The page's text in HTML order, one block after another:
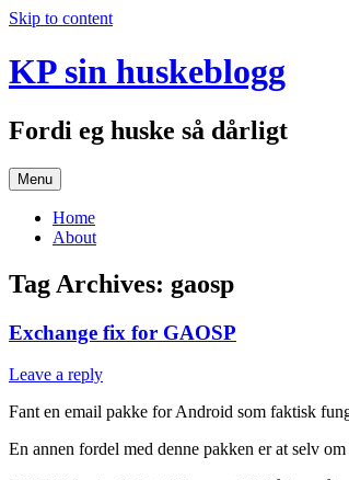
Skip to content
KP sin huskeblogg
Fordi eg huske så dårligt
Menu
Home
About
Tag Archives: gaosp
Exchange fix for GAOSP
Leave a reply
Fant en email pakke for Android som faktisk
En annen fordel med denne pakken er at selv